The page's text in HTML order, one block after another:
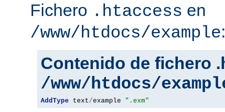
Fichero .htaccess en
/www/htdocs/example:
Contenido de fichero
/www/htdocs/
AddType text/example ".exm"